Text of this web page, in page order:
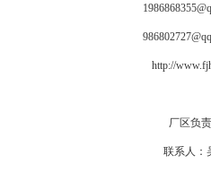
http://
厂区负
联系人：